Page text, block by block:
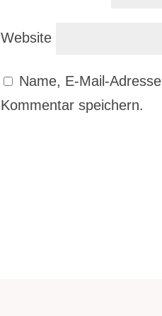
Website
Name, E-Mail-
Kommentar speichern.